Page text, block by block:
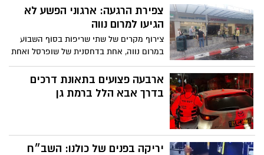
יריקה בפנים של כולנו: השב״ח
שירק על קצינת צה״ל שוחרר
ממעצר
לא נתפס. אחרי שאתמול בית משפט השלום
מיכל אגמון גונן שיחררה אותו
עץ קרס ברחוב הרא״ה, הסיבה